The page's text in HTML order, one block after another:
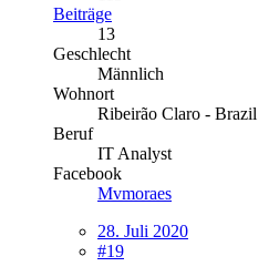
Beiträge
13
Geschlecht
Männlich
Wohnort
Ribeirão Claro - Brazil
Beruf
IT Analyst
Facebook
Mvmoraes
28. Juli 2020
#19